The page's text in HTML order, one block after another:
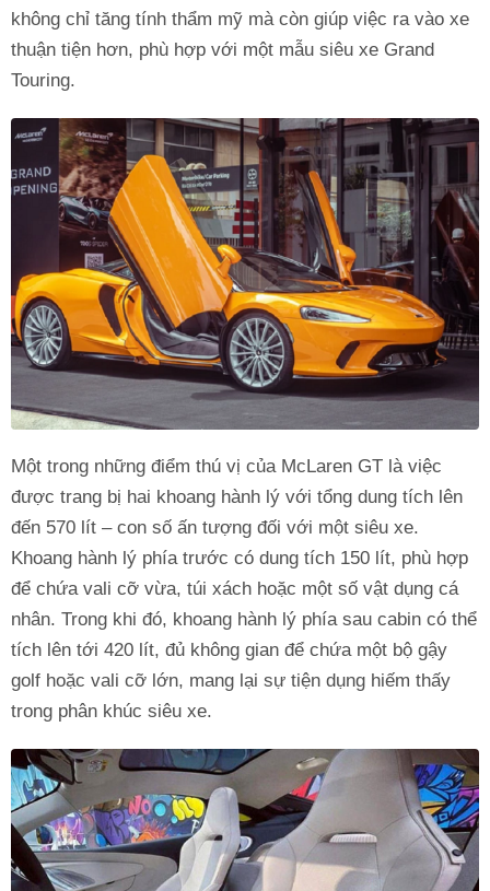
không chỉ tăng tính thẩm mỹ mà còn giúp việc ra vào xe
thuận tiện hơn, phù hợp với một mẫu siêu xe Grand
Touring.
Một trong những điểm thú vị của McLaren GT là việc
được trang bị hai khoang hành lý với tổng dung tích lên
đến 570 lít – con số ấn tượng đối với một siêu xe.
Khoang hành lý phía trước có dung tích 150 lít, phù hợp
để chứa vali cỡ vừa, túi xách hoặc một số vật dụng cá
nhân. Trong khi đó, khoang hành lý phía sau cabin có thể
tích lên tới 420 lít, đủ không gian để chứa một bộ gậy
golf hoặc vali cỡ lớn, mang lại sự tiện dụng hiếm thấy
trong phân khúc siêu xe.